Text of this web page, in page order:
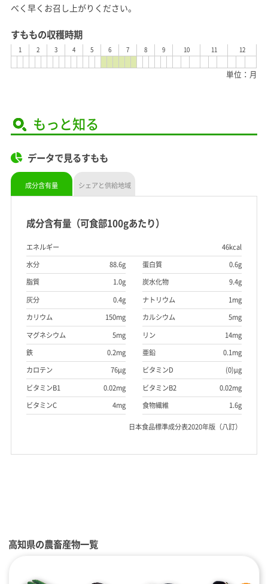
べく早くお召し上がりください。
すももの収穫時期
1 2 3 4 5 6 7 8 9 10 11 12
単位：月
もっと知る
データで見るすもも
成分含有量 シェアと供給地域
成分含有量（可食部100gあたり）
エネルギー 46kcal
水分 88.6g 蛋白質 0.6g
脂質 1.0g 炭水化物 9.4g
灰分 0.4g ナトリウム 1mg
カリウム 150mg カルシウム 5mg
マグネシウム 5mg リン 14mg
鉄 0.2mg 亜鉛 0.1mg
カロテン 76μg ビタミンD (0)μg
ビタミンB1 0.02mg ビタミンB2 0.02mg
ビタミンC 4mg 食物繊維 1.6g
日本食品標準成分表2020年版（八訂）
高知県の農畜産物一覧